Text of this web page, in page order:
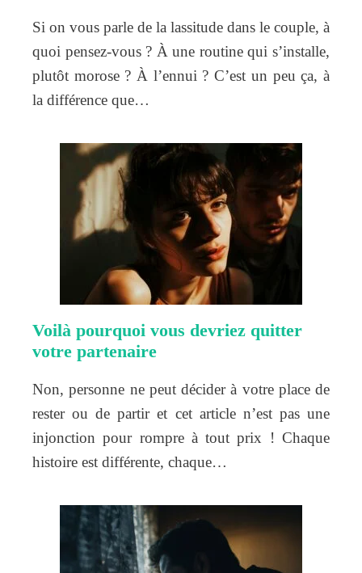
Si on vous parle de la lassitude dans le couple, à
quoi pensez-vous ? À une routine qui s’installe,
plutôt morose ? À l’ennui ? C’est un peu ça, à
la différence que…
Voilà pourquoi vous devriez quitter
votre partenaire
Non, personne ne peut décider à votre place de
rester ou de partir et cet article n’est pas une
injonction pour rompre à tout prix ! Chaque
histoire est différente, chaque…